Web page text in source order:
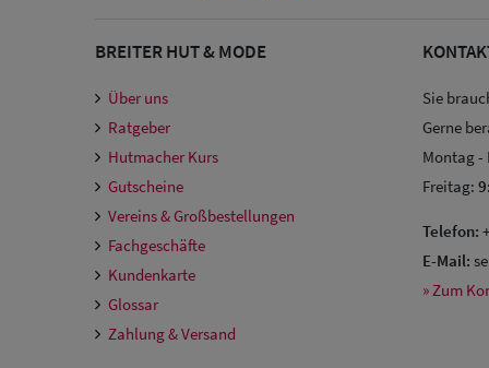
BREITER HUT & MODE
Über uns
Ratgeber
Hutmacher Kurs
Gutscheine
Vereins & Großbestellungen
Fachgeschäfte
Kundenkarte
Glossar
Zahlung & Versand
Sie
Gerne
Montag -
Freitag:
Telefon:
E-Mail:
» Zum